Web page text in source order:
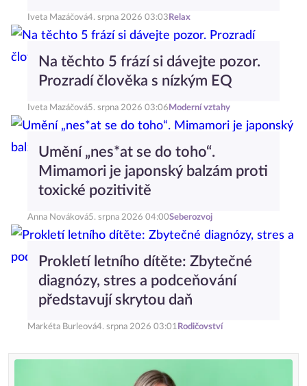
Iveta Mazáčová4. srpna 2026 03:03 Relax
Na těchto 5 frází si dávejte pozor.
Prozradí člověka s nízkým EQ
Iveta Mazáčová5. srpna 2026 03:06 Moderní vztahy
Umění „nes*at se do toho“.
Mimamori je japonský balzám proti
toxické pozitivitě
Anna Nováková5. srpna 2026 04:00Seberozvoj
Prokletí letního dítěte: Zbytečné
diagnózy, stres a podceňování
představují skrytou daň
Markéta Burleová4. srpna 2026 03:01 Rodičovství